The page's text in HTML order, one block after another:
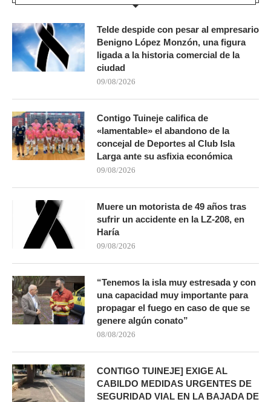
Telde despide con pesar al empresario
Benigno López Monzón, una figura
ligada a la historia comercial de la
ciudad
09/08/2026
Contigo Tuineje califica de
«lamentable» el abandono de la
concejal de Deportes al Club Isla
Larga ante su asfixia económica
09/08/2026
Muere un motorista de 49 años tras
sufrir un accidente en la LZ-208, en
Haría
09/08/2026
“Tenemos la isla muy estresada y con
una capacidad muy importante para
propagar el fuego en caso de que se
genere algún conato”
08/08/2026
CONTIGO TUINEJE] EXIGE AL
CABILDO MEDIDAS URGENTES DE
SEGURIDAD VIAL EN LA BAJADA DE